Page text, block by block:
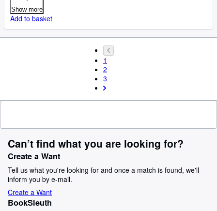
Show more
Add to basket
1
2
3
Can’t find what you are looking for?
Create a Want
Tell us what you're looking for and once a match is found, we'll
inform you by e-mail.
Create a Want
BookSleuth